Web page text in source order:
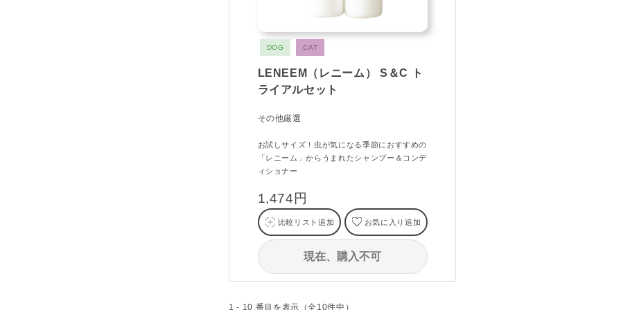
DOG CAT
LENEEM（レニーム） S＆C ト
ライアルセット
その他厳選
お試しサイズ！虫が気になる季節におすすめの
「レニーム」からうまれたシャンプー＆コンデ
ィショナー
1,474円
比較リスト追加 お気に入り追加
現在、購入不可
1 - 10 番目を表示（全10件中）